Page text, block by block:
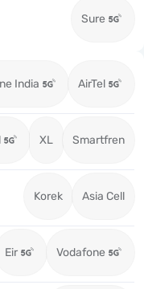
Sure
India AirTel
XL Smartfren
Korek Asia Cell
Eir Vodafone